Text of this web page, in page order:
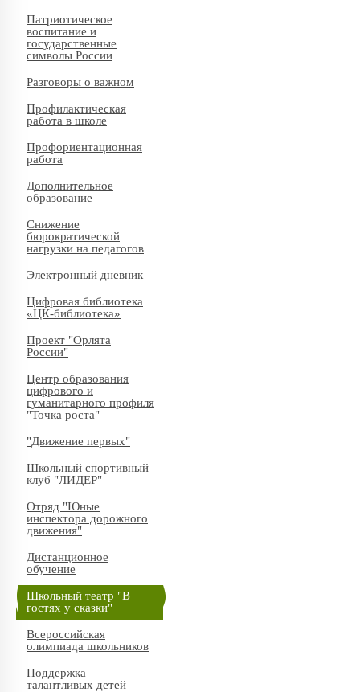
Патриотическое
воспитание и
государственные
символы России
Разговоры о важном
Профилактическая
работа в школе
Профориентационная
работа
Дополнительное
образование
Снижение
бюрократической
нагрузки на педагогов
Электронный дневник
Цифровая библиотека
«ЦК-библиотека»
Проект "Орлята
России"
Центр образования
цифрового и
гуманитарного профиля
"Точка роста"
"Движение первых"
Школьный спортивный
клуб "ЛИДЕР"
Отряд "Юные
инспектора дорожного
движения"
Дистанционное
обучение
Школьный театр "В
гостях у сказки"
Всероссийская
олимпиада школьников
Поддержка
талантливых детей